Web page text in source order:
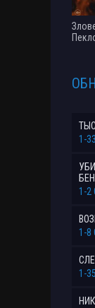
1-
1-2
1-8
1-